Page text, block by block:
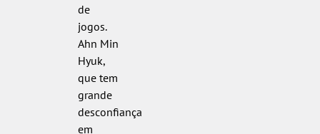
de
jogos.
Ahn Min
Hyuk,
que tem
grande
desconfiança
em